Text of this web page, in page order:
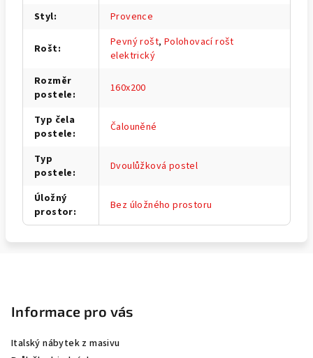
Styl: Provence
Rošt: Pevný rošt, Polohovací rošt
elektrický
Rozměr
postele: 160x200
Typ čela
postele: Čalouněné
Typ
postele: Dvoulůžková postel
Úložný
prostor: Bez úložného prostoru
Informace pro vás
Italský nábytek z masivu